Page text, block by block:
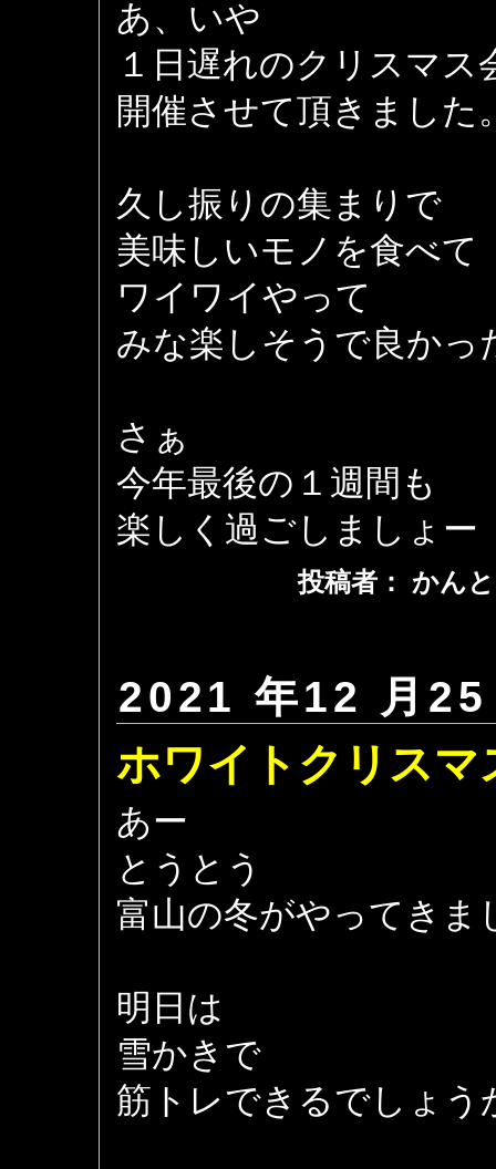
あ、いや
１日遅れのクリスマス
開催させて頂きました
久し振りの集まりで
美味しいモノを食べて
ワイワイやって
みな楽しそうで良かっ
さぁ
今年最後の１週間も
楽しく過ごしましょー
投稿者： かん
2021 年12 月
ホワイトクリスマ
あー
とうとう
富山の冬がやってきま
明日は
雪かきで
筋トレできるでしょう